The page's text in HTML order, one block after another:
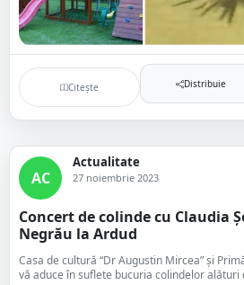
Citește Distribuie
AC
Actualitate
27 noiembrie 2023
Concert de colinde cu Claudia
Negrău la Ardud
Casa de cultură “Dr Augustin Mircea” și
vă aduce în suflete bucuria colindelor alături